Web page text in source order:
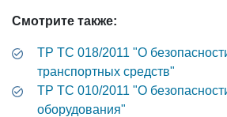
Смотрите также:
ТР ТС 018/2011 "О
транспортных средств"
ТР ТС 010/2011 "О
оборудования"